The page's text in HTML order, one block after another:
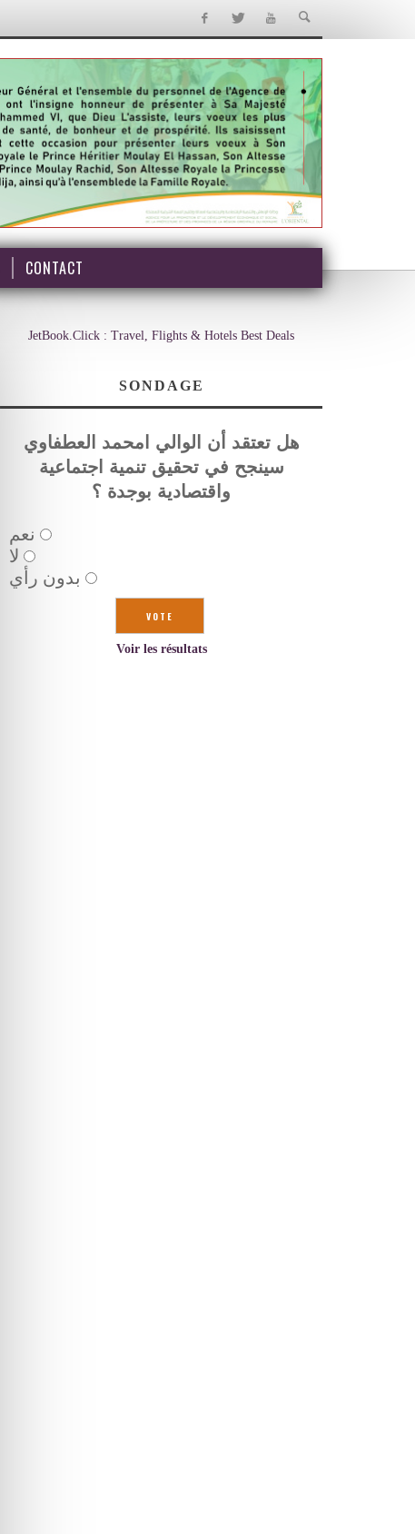
CONTACT
JetBook.Click : Travel, Flights & Hotels Best Deals
SONDAGE
هل تعتقد أن الوالي امحمد العطفاوي
سينجح في تحقيق تنمية اجتماعية
واقتصادية بوجدة ؟
نعم
لا
بدون رأي
Voir les résultats